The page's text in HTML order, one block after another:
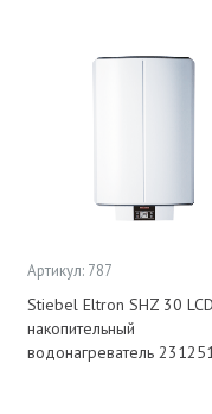
Артикул: 787
Stiebel Eltron SHZ 30 LCD
накопительный
водонагреватель